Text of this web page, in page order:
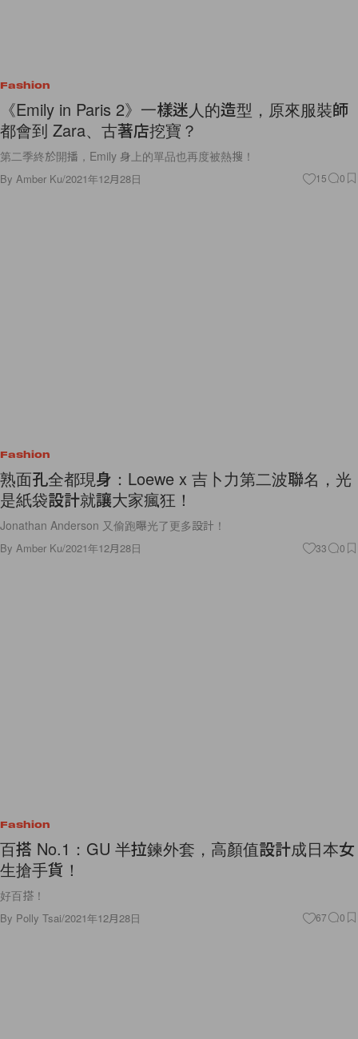
Fashion
《Emily in Paris 2》一樣迷人的造型，原來服裝師
都會到 Zara、古著店挖寶？
第二季終於開播，Emily 身上的單品也再度被熱搜！
By Amber Ku/2021年12月28日 15 0
Fashion
熟面孔全都現身：Loewe x 吉卜力第二波聯名，光
是紙袋設計就讓大家瘋狂！
Jonathan Anderson 又偷跑曝光了更多設計！
By Amber Ku/2021年12月28日 33 0
Fashion
百搭 No.1：GU 半拉鍊外套，高顏值設計成日本女
生搶手貨！
好百搭！
By Polly Tsai/2021年12月28日 67 0